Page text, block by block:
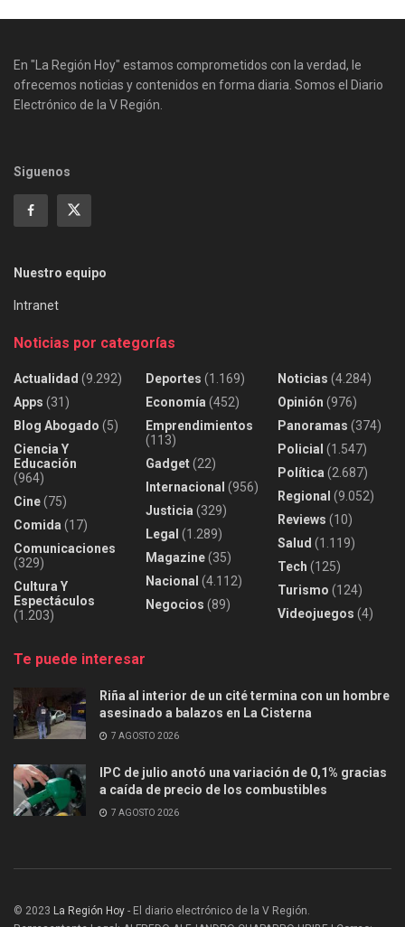
En "La Región Hoy" estamos comprometidos con la verdad, le
ofrecemos noticias y contenidos en forma diaria. Somos el Diario
Electrónico de la V Región.
Siguenos
Nuestro equipo
Intranet
Noticias por categorías
Actualidad (9.292)
Apps (31)
Blog Abogado (5)
Ciencia Y
Educación
(964)
Cine(75)
Comida (17)
Comunicaciones
(329)
Cultura Y
Espectáculos
(1.203)
Deportes (1.169)
Economía (452)
Emprendimientos
(113)
Gadget(22)
Internacional (956)
Justicia (329)
Legal (1.289)
Magazine(35)
Nacional (4.112)
Negocios (89)
Noticias (4.284)
Opinión (976)
Panoramas (374)
Policial (1.547)
Política (2.687)
Regional (9.052)
Reviews (10)
Salud (1.119)
Tech (125)
Turismo (124)
Videojuegos (4)
Te puede interesar
Riña al interior de un cité termina con un hombre
asesinado a balazos en La Cisterna
7 AGOSTO 2026
IPC de julio anotó una variación de 0,1% gracias
a caída de precio de los combustibles
7 AGOSTO 2026
© 2023 La Región Hoy - El diario electrónico de la V Región.